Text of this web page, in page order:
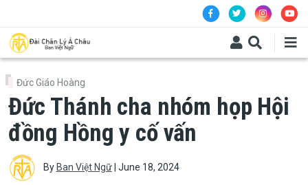
Đức Giáo Hoàng
Đức Thánh cha nhóm họp Hội
đồng Hồng y cố vấn
By Ban Việt Ngữ| June 18, 2024